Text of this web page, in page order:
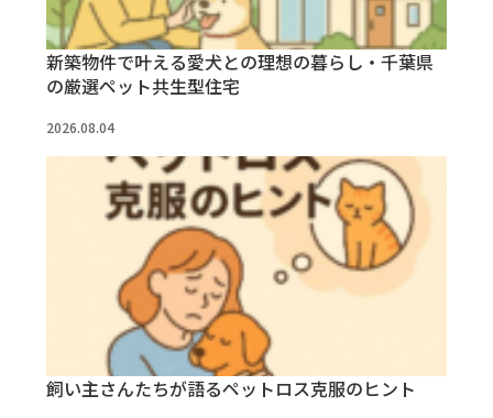
新築物件で叶える愛犬との理想の暮らし・千葉県
の厳選ペット共生型住宅
2026.08.04
飼い主さんたちが語るペットロス克服のヒント